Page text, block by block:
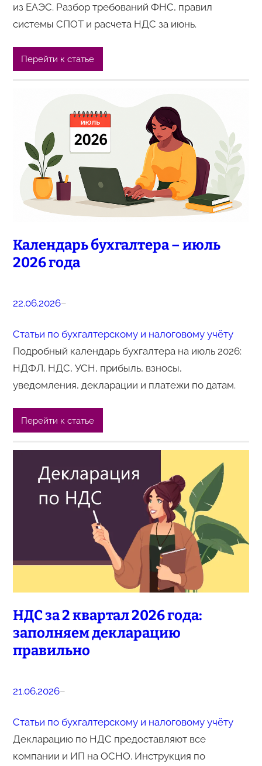
из ЕАЭС. Разбор требований ФНС, правил
системы СПОТ и расчета НДС за июнь.
Перейти к статье
Календарь бухгалтера – июль
2026 года
22.06.2026–
Статьи по бухгалтерскому и налоговому учёту
Подробный календарь бухгалтера на июль 2026:
НДФЛ, НДС, УСН, прибыль, взносы,
уведомления, декларации и платежи по датам.
Перейти к статье
НДС за 2 квартал 2026 года:
заполняем декларацию
правильно
21.06.2026–
Статьи по бухгалтерскому и налоговому учёту
Декларацию по НДС предоставляют все
компании и ИП на ОСНО. Инструкция по